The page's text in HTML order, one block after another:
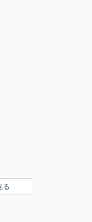
る